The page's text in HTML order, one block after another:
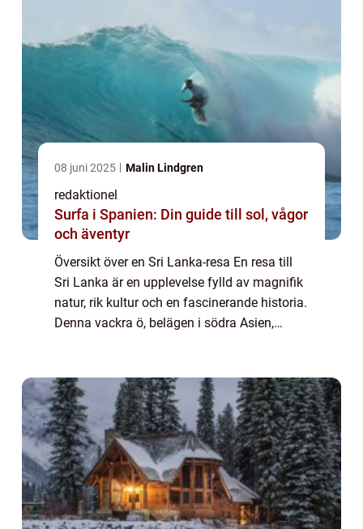
08 juni 2025 Malin Lindgren
redaktionel
Surfa i Spanien: Din guide till sol, vågor
och äventyr
Översikt över en Sri Lanka-resa En resa till
Sri Lanka är en upplevelse fylld av magnifik
natur, rik kultur och en fascinerande historia.
Denna vackra ö, belägen i södra Asien,